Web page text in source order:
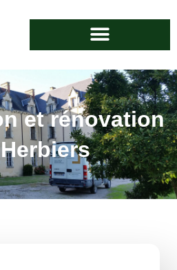
et rénovation